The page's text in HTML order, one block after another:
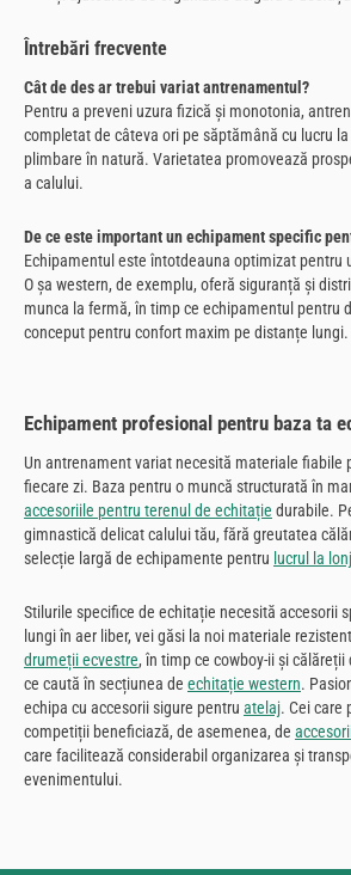
Întrebări frecvente
Cât de des ar trebui variat antrenamentul?
Pentru a preveni uzura fizică și monotonia,
completat de câteva ori pe săptămână cu lucru
plimbare în natură. Varietatea promovează
a calului.
De ce este important un echipament specific
Echipamentul este întotdeauna optimizat pentru
O șa western, de exemplu, oferă siguranță și
munca la fermă, în timp ce echipamentul pentru
conceput pentru confort maxim pe distanțe lungi.
Echipament profesional pentru baza ta
Un antrenament variat necesită materiale fiabile
fiecare zi. Baza pentru o muncă structurată în
accesoriile pentru terenul de echitație durabile.
gimnastică delicat calului tău, fără greutatea
selecție largă de echipamente pentru lucrul la
Stilurile specifice de echitație necesită accesorii
lungi în aer liber, vei găsi la noi materiale
drumeții ecvestre, în timp ce cowboy-ii și călăreții
ce caută în secțiunea de echitație western.
echipa cu accesorii sigure pentru atelaj. Cei care
competiții beneficiază, de asemenea, de
care facilitează considerabil organizarea și
evenimentului.